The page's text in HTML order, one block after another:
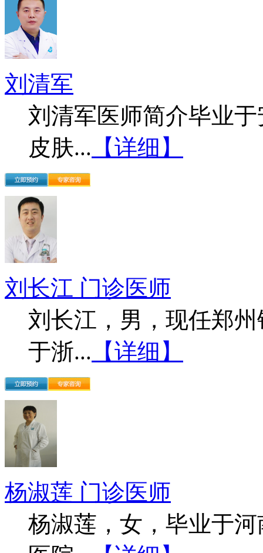
刘清军
刘清军医师简介毕业
皮肤... 【详细】
刘长江 门诊医师
刘长江，男，现任郑
于浙... 【详细】
杨淑莲 门诊医师
杨淑莲，女，毕业于